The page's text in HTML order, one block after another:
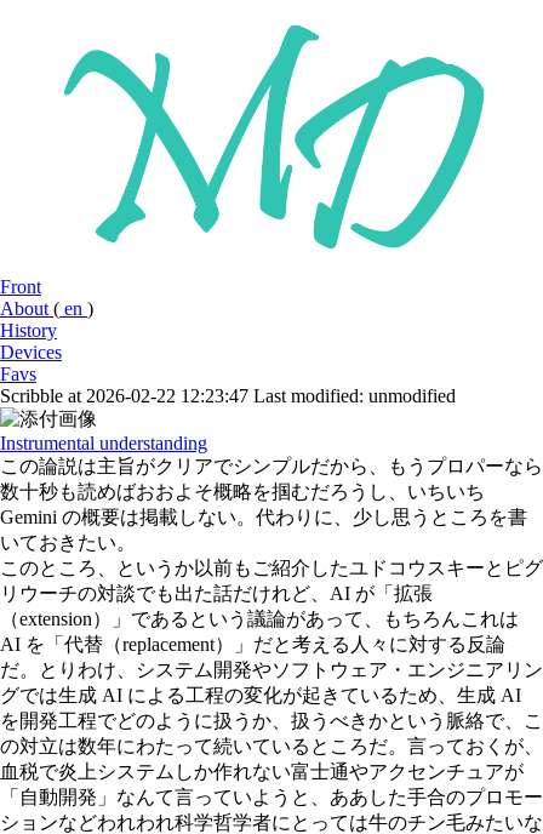
Front
About ( en )
History
Devices
Favs
Scribble at 2026-02-22 12:23:47 Last modified: unmodified
Instrumental understanding
この論説は主旨がクリアでシンプルだから、もうプロパーなら
数十秒も読めばおおよそ概略を掴むだろうし、いちいち
Gemini の概要は掲載しない。代わりに、少し思うところを書
いておきたい。
このところ、というか以前もご紹介したユドコウスキーとピグ
リウーチの対談でも出た話だけれど、AI が「拡張
（extension）」であるという議論があって、もちろんこれは
AI を「代替（replacement）」だと考える人々に対する反論
だ。とりわけ、システム開発やソフトウェア・エンジニアリン
グでは生成 AI による工程の変化が起きているため、生成 AI
を開発工程でどのように扱うか、扱うべきかという脈絡で、こ
の対立は数年にわたって続いているところだ。言っておくが、
血税で炎上システムしか作れない富士通やアクセンチュアが
「自動開発」なんて言っていようと、ああした手合のプロモー
ションなどわれわれ科学哲学者にとっては牛のチン毛みたいな